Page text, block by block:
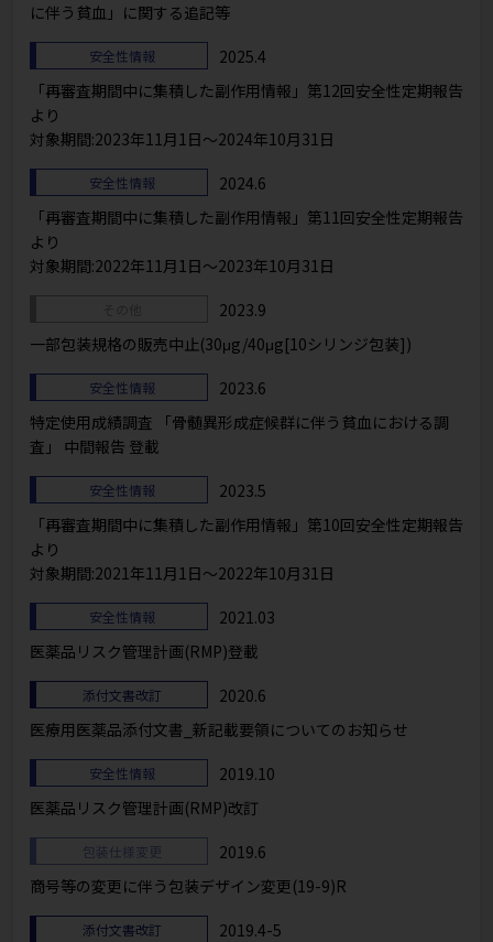
に伴う貧血」に関する追記等
安全性情報
2025.4
「再審査期間中に集積した副作用情報」第12回安全性定期報告
より
対象期間:2023年11月1日～2024年10月31日
安全性情報
2024.6
「再審査期間中に集積した副作用情報」第11回安全性定期報告
より
対象期間:2022年11月1日～2023年10月31日
2023.9
一部包装規格の販売中止(30μg/40μg[10シリンジ包装])
安全性情報
2023.6
特定使用成績調査 「骨髄異形成症候群に伴う貧⾎における調
査」 中間報告 登載
安全性情報
2023.5
「再審査期間中に集積した副作用情報」第10回安全性定期報告
より
対象期間:2021年11月1日～2022年10月31日
安全性情報
2021.03
医薬品リスク管理計画(RMP)登載
添付文書改訂
2020.6
医療用医薬品添付文書_新記載要領についてのお知らせ
安全性情報
2019.10
医薬品リスク管理計画(RMP)改訂
包装仕様変更
2019.6
商号等の変更に伴う包装デザイン変更(19-9)R
添付文書改訂
2019.4-5